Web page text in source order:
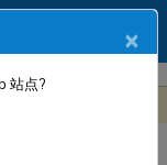
×
站点?